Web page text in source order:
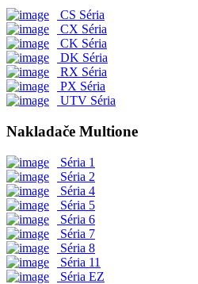
CS Séria
CX Séria
CK Séria
DK Séria
RX Séria
PX Séria
UTV Séria
Nakladače Multione
Séria 1
Séria 2
Séria 4
Séria 5
Séria 6
Séria 7
Séria 8
Séria 11
Séria EZ